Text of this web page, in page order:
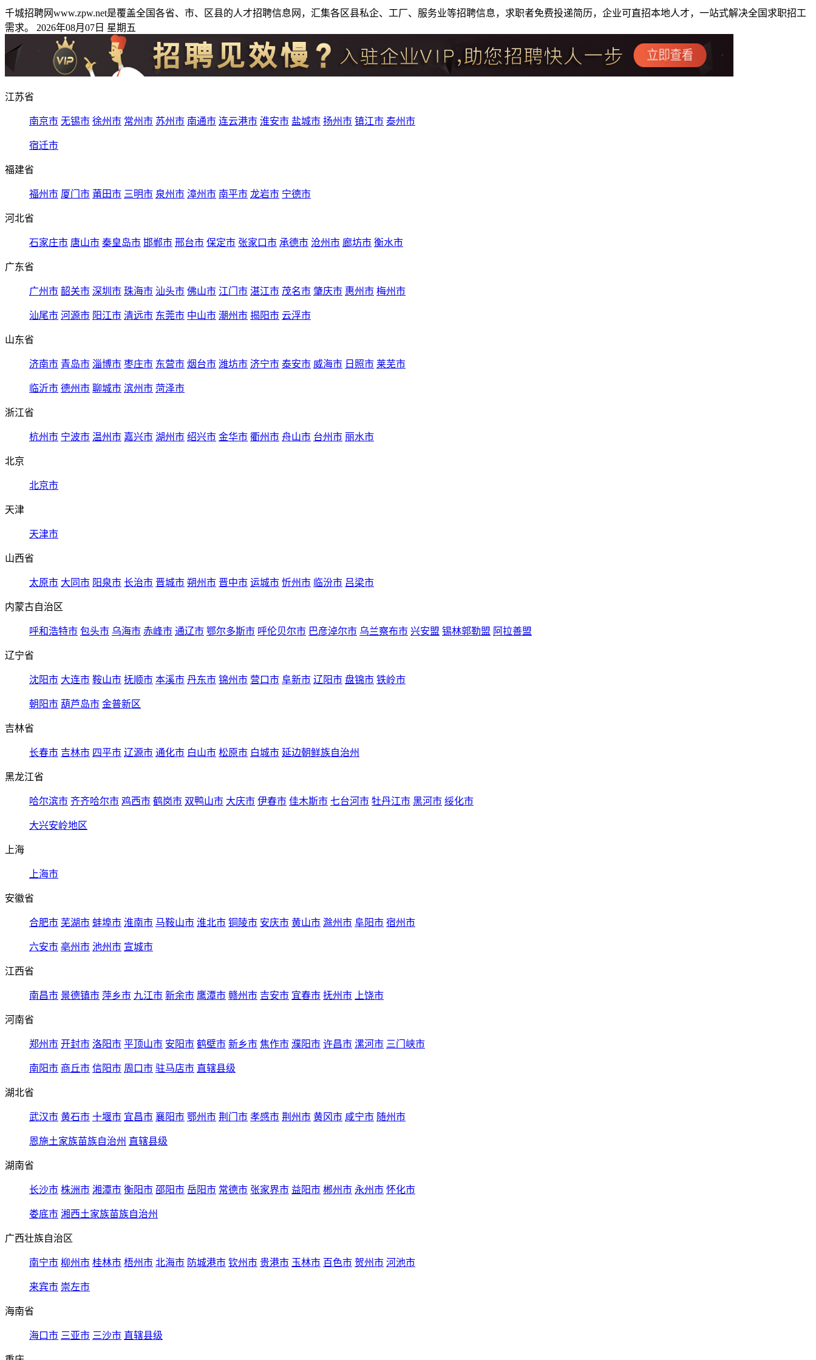
千城招聘网www.zpw.net是覆盖全国各省、市、区县的人才招聘信息网，汇集各区县私企、工厂、服务业等招聘信息，求职者免费投递简历，企业可直招本地人才，一站式解决全国求职招工
需求。 2026年08月07日 星期五
江苏省
南京市 无锡市 徐州市 常州市 苏州市 南通市 连云港市 淮安市 盐城市 扬州市 镇江市 泰州市
宿迁市
福建省
福州市 厦门市 莆田市 三明市 泉州市 漳州市 南平市 龙岩市 宁德市
河北省
石家庄市 唐山市 秦皇岛市 邯郸市 邢台市 保定市 张家口市 承德市 沧州市 廊坊市 衡水市
广东省
广州市 韶关市 深圳市 珠海市 汕头市 佛山市 江门市 湛江市 茂名市 肇庆市 惠州市 梅州市
汕尾市 河源市 阳江市 清远市 东莞市 中山市 潮州市 揭阳市 云浮市
山东省
济南市 青岛市 淄博市 枣庄市 东营市 烟台市 潍坊市 济宁市 泰安市 威海市 日照市 莱芜市
临沂市 德州市 聊城市 滨州市 菏泽市
浙江省
杭州市 宁波市 温州市 嘉兴市 湖州市 绍兴市 金华市 衢州市 舟山市 台州市 丽水市
北京
北京市
天津
天津市
山西省
太原市 大同市 阳泉市 长治市 晋城市 朔州市 晋中市 运城市 忻州市 临汾市 吕梁市
内蒙古自治区
呼和浩特市 包头市 乌海市 赤峰市 通辽市 鄂尔多斯市 呼伦贝尔市 巴彦淖尔市 乌兰察布市 兴安盟 锡林郭勒盟 阿拉善盟
辽宁省
沈阳市 大连市 鞍山市 抚顺市 本溪市 丹东市 锦州市 营口市 阜新市 辽阳市 盘锦市 铁岭市
朝阳市 葫芦岛市 金普新区
吉林省
长春市 吉林市 四平市 辽源市 通化市 白山市 松原市 白城市 延边朝鲜族自治州
黑龙江省
哈尔滨市 齐齐哈尔市 鸡西市 鹤岗市 双鸭山市 大庆市 伊春市 佳木斯市 七台河市 牡丹江市 黑河市 绥化市
大兴安岭地区
上海
上海市
安徽省
合肥市 芜湖市 蚌埠市 淮南市 马鞍山市 淮北市 铜陵市 安庆市 黄山市 滁州市 阜阳市 宿州市
六安市 亳州市 池州市 宣城市
江西省
南昌市 景德镇市 萍乡市 九江市 新余市 鹰潭市 赣州市 吉安市 宜春市 抚州市 上饶市
河南省
郑州市 开封市 洛阳市 平顶山市 安阳市 鹤壁市 新乡市 焦作市 濮阳市 许昌市 漯河市 三门峡市
南阳市 商丘市 信阳市 周口市 驻马店市 直辖县级
湖北省
武汉市 黄石市 十堰市 宜昌市 襄阳市 鄂州市 荆门市 孝感市 荆州市 黄冈市 咸宁市 随州市
恩施土家族苗族自治州 直辖县级
湖南省
长沙市 株洲市 湘潭市 衡阳市 邵阳市 岳阳市 常德市 张家界市 益阳市 郴州市 永州市 怀化市
娄底市 湘西土家族苗族自治州
广西壮族自治区
南宁市 柳州市 桂林市 梧州市 北海市 防城港市 钦州市 贵港市 玉林市 百色市 贺州市 河池市
来宾市 崇左市
海南省
海口市 三亚市 三沙市 直辖县级